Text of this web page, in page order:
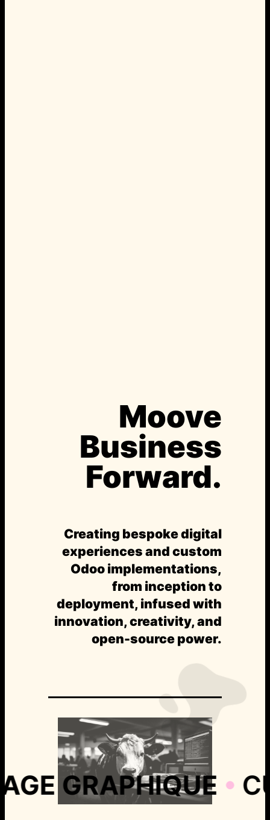
Creating bespoke digital
experiences and custom
Odoo implementations,
from inception to
deployment, infused with
innovation, creativity, and
open-source power.
Moove
Business
Forward.
GRAPHIQUE•